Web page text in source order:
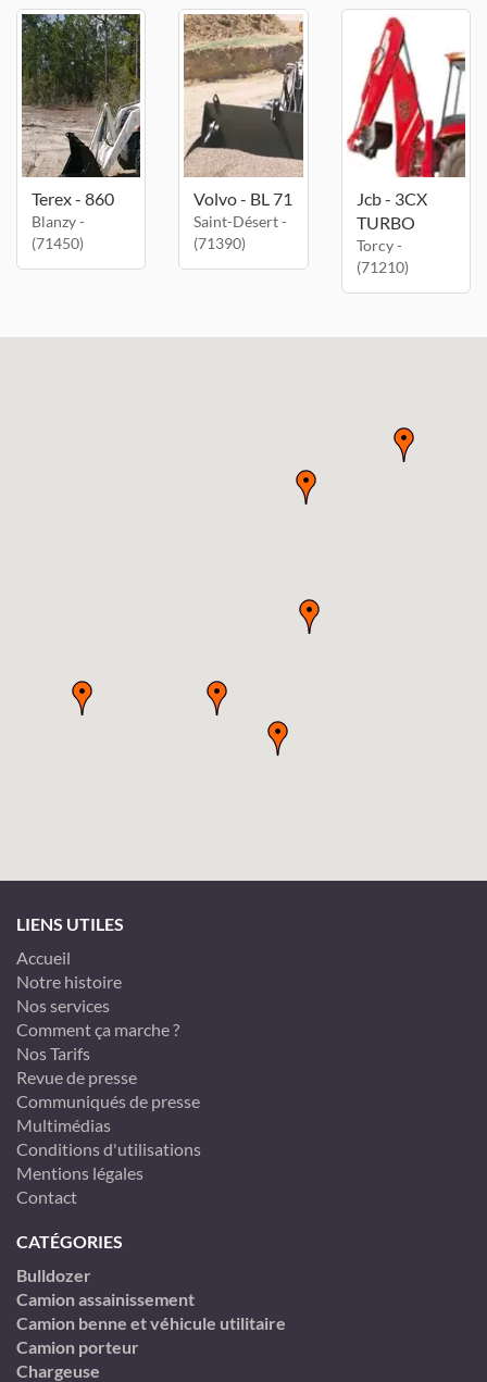
Terex - 860
Blanzy -
(71450)
Volvo - BL 71
Saint-Désert -
(71390)
Jcb - 3CX
TURBO
Torcy -
(71210)
LIENS UTILES
Accueil
Notre histoire
Nos services
Comment ça marche ?
Nos Tarifs
Revue de presse
Communiqués de presse
Multimédias
Conditions d'utilisations
Mentions légales
Contact
CATÉGORIES
Bulldozer
Camion assainissement
Camion benne et véhicule utilitaire
Camion porteur
Chargeuse